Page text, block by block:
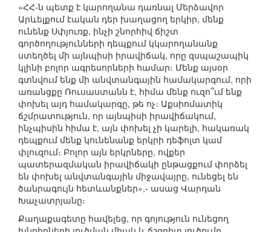
«ՀՀ-ն պետք է կարողանա դառնալ Մերձավոր
Արևելքում էական դեր խաղացող երկիր, մենք
ունենք Սփյուռք, ինչի շնորհիվ ճիշտ
գործողությունների դեպքում կկարողանանք
ստեղծել մի այնպիսի իրավիճակ, որը զսպաշապիկ
կլինի բոլոր ագրեսորների համար։ Մենք այսօր
գտնվում ենք մի անվտանգային համակարգում, որի
առանցքը Ռուսաստանն է, հիմա մենք ուզո՞ւմ ենք
փոխել այդ համակարգը, թե ոչ։ Աքսիոմատիկ
ճշմրատություն, որ այնպիսի իրավիճակում,
ինչպիսին հիմա է, այն փոխել չի կարելի, հակառակ
դեպքում մենք կունենանք երկրի դեֆոլտ կամ
փլուզում։ Բոլոր այն երկրները, ովքեր
պատերազմական իրավիճակի ընթացքում փորձել
են փոխել անվտանգային միջավայրը, ունեցել են
ծանրագույն հետևանքներ»,- ասաց Վարդան
Խաչատրյանը։
Քաղաքագետը հավելեց, որ գոյություն ունեցող